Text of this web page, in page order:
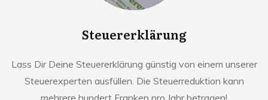
Steuererklärung
Lass Dir Deine Steuererklärung günstig von einem unserer
Steuerexperten ausfüllen. Die Steuerreduktion kann
mehrere hundert Franken pro Jahr betragen!